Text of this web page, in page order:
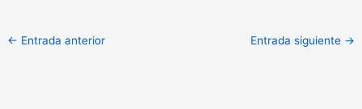
← Entrada anterior Entrada siguiente →